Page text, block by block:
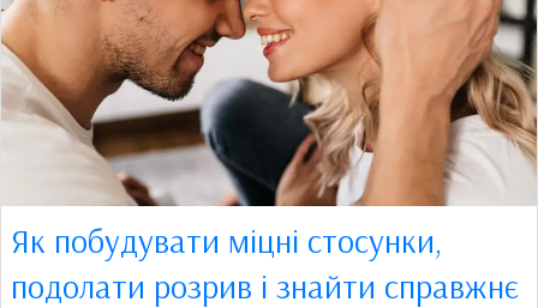
Як побудувати міцні стосунки,
подолати розрив і знайти справжнє